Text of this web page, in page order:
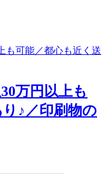
万円以上も
♪／印刷物の